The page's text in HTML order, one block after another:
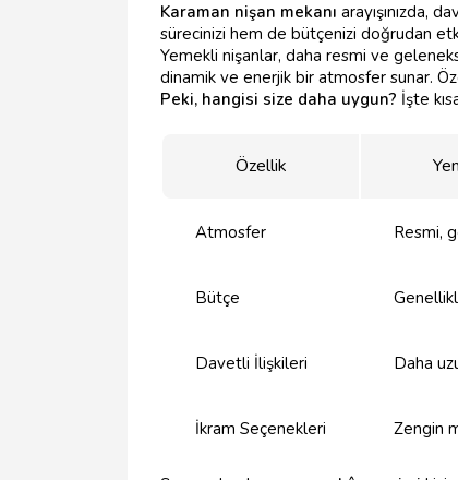
Karaman nişan mekanı arayışınızda,
sürecinizi hem de bütçenizi doğrudan
Yemekli nişanlar, daha resmi ve
dinamik ve enerjik bir atmosfer sunar.
Peki, hangisi size daha uygun? İşte
Özellik
Atmosfer Resmi,
Bütçe
Davetli İlişkileri Daha
İkram Seçenekleri Zengin